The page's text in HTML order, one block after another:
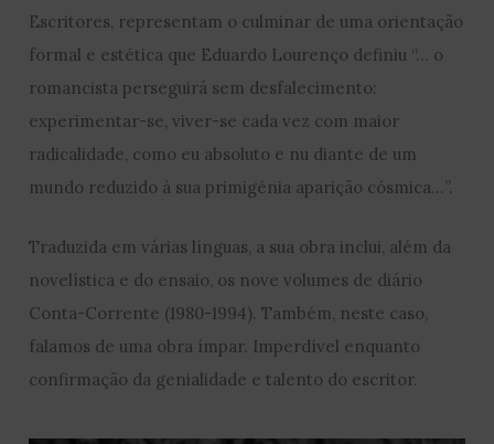
Escritores, representam o culminar de uma orientação
formal e estética que Eduardo Lourenço definiu “… o
romancista perseguirá sem desfalecimento:
experimentar-se, viver-se cada vez com maior
radicalidade, como eu absoluto e nu diante de um
mundo reduzido à sua primigénia aparição cósmica…”.
Traduzida em várias línguas, a sua obra inclui, além da
novelística e do ensaio, os nove volumes de diário
Conta-Corrente (1980-1994). Também, neste caso,
falamos de uma obra ímpar. Imperdível enquanto
confirmação da genialidade e talento do escritor.